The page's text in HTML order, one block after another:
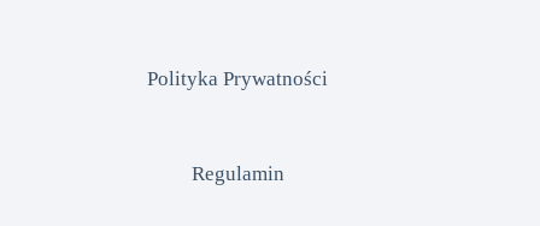
Polityka Prywatności
Regulamin